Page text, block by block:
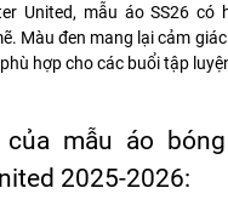
United, mẫu áo SS26 có
Màu đen mang lại cảm
hợp cho các buổi tập
mẫu áo
2025-2026: